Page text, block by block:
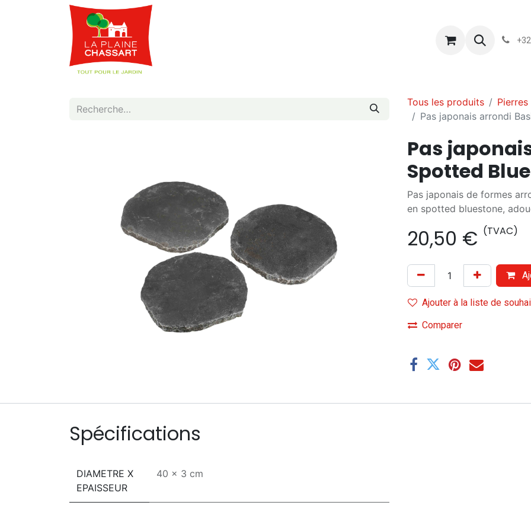
Conditions-
Tous les produits
Pas japonais arrondi
Pas
Spotted
Pas japonais de formes
en spotted bluestone,
20,50 € (TVAC)
Ajouter à la liste de
Comparer
Spécifications
DIAMETRE X
EPAISSEUR
40 x 3 cm